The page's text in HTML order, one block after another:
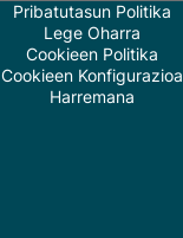
Pribatutasun Politika
Lege Oharra
Cookieen Politika
Cookieen Konfigurazioa
Harremana